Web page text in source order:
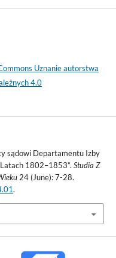
Uznanie autorstwa
4.0
sądowi Departamentu Izby
1802–1853”. Studia Z
24 (June): 7-28.
.